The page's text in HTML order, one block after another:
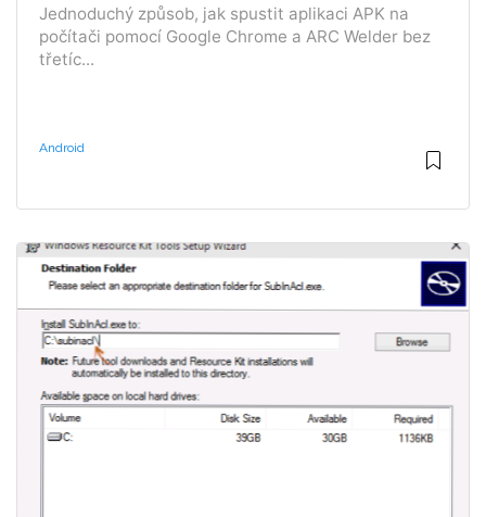
Jednoduchý způsob, jak spustit aplikaci APK na
počítači pomocí Google Chrome a ARC Welder bez
třetíc...
Android